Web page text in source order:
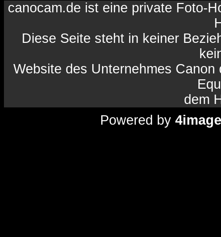
canocam.de ist eine private Foto-
Diese Seite steht in keiner
Website des Unternehmes
dem
Powered by